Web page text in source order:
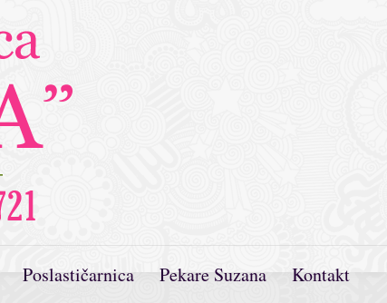
Poslastičarnica Pekare Suzana Kontakt